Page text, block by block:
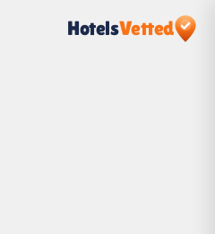
HotelsVetted